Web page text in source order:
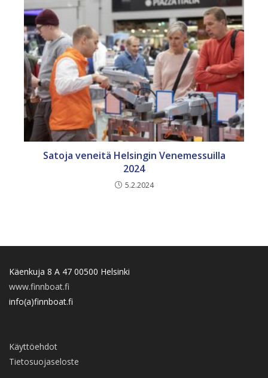
Satoja veneitä Helsingin Venemessuilla
2024
5.2.2024
Käenkuja 8 A 47 00500 Helsinki
www.finnboat.fi
info(a)finnboat.fi
Käyttöehdot
Tietosuojaseloste